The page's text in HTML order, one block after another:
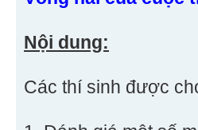
Nội dung:
Các thí sinh được